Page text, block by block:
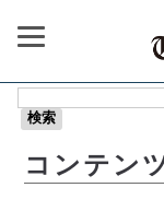
コンテン